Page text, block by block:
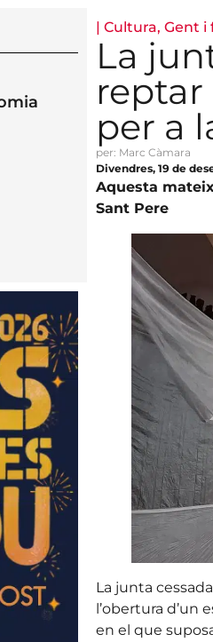
| Cultura, Gent i
La
reptar
per a
per: Marc Càmara
Divendres, 19 de
Aquesta
Sant Pere
La junta
l’obertura d’un
en el que